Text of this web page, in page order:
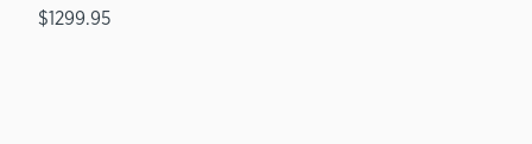
$1299.95